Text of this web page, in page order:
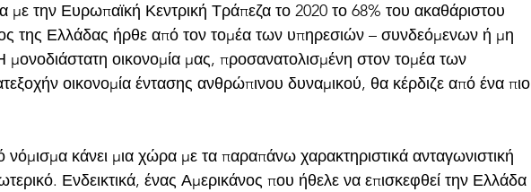
με την Ευρωπαϊκή Κεντρική Τράπεζα το 2020 το 68% του ακαθάριστου
της Ελλάδας ήρθε από τον τομέα των υπηρεσιών – συνδεόμενων ή μη
μονοδιάστατη οικονομία μας, προσανατολισμένη στον τομέα των
οικονομία έντασης ανθρώπινου δυναμικού, θα κέρδιζε από ένα πιο
νόμισμα κάνει μια χώρα με τα παραπάνω χαρακτηριστικά ανταγωνιστική
Ενδεικτικά, ένας Αμερικάνος που ήθελε να επισκεφθεί την Ελλάδα